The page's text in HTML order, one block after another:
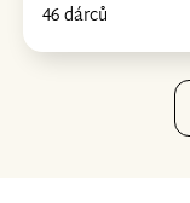
46 dárců